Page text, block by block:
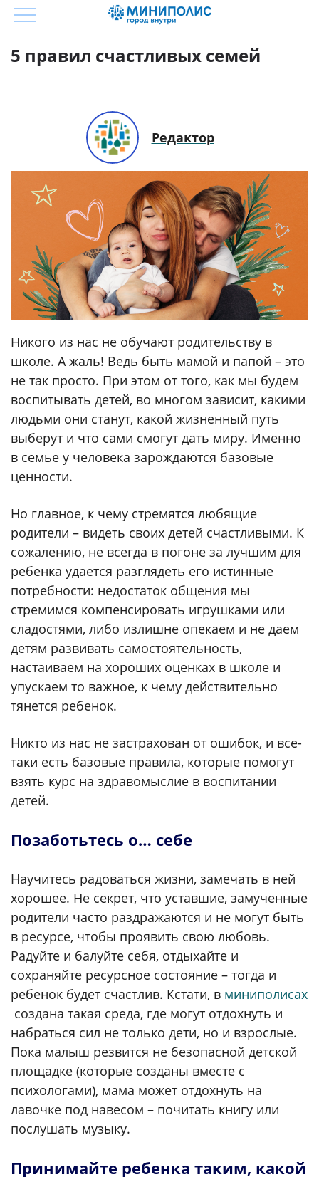
5 правил счастливых семей
Редактор
Никого из нас не обучают родительству в
школе. А жаль! Ведь быть мамой и папой – это
не так просто. При этом от того, как мы будем
воспитывать детей, во многом зависит, какими
людьми они станут, какой жизненный путь
выберут и что сами смогут дать миру. Именно
в семье у человека зарождаются базовые
ценности.
Но главное, к чему стремятся любящие
родители – видеть своих детей счастливыми. К
сожалению, не всегда в погоне за лучшим для
ребенка удается разглядеть его истинные
потребности: недостаток общения мы
стремимся компенсировать игрушками или
сладостями, либо излишне опекаем и не даем
детям развивать самостоятельность,
настаиваем на хороших оценках в школе и
упускаем то важное, к чему действительно
тянется ребенок.
Никто из нас не застрахован от ошибок, и все-
таки есть базовые правила, которые помогут
взять курс на здравомыслие в воспитании
детей.
Позаботьтесь о… себе
Научитесь радоваться жизни, замечать в ней
хорошее. Не секрет, что уставшие, замученные
родители часто раздражаются и не могут быть
в ресурсе, чтобы проявить свою любовь.
Радуйте и балуйте себя, отдыхайте и
сохраняйте ресурсное состояние – тогда и
ребенок будет счастлив. Кстати, в миниполисах
создана такая среда, где могут отдохнуть и
набраться сил не только дети, но и взрослые.
Пока малыш резвится не безопасной детской
площадке (которые созданы вместе с
психологами), мама может отдохнуть на
лавочке под навесом – почитать книгу или
послушать музыку.
Принимайте ребенка таким, какой